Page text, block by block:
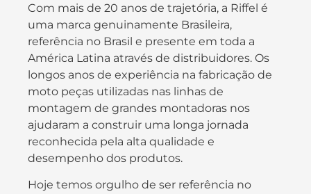
Com mais de 20 anos de trajetória, a Riffel é
uma marca genuinamente Brasileira,
referência no Brasil e presente em toda a
América Latina através de distribuidores. Os
longos anos de experiência na fabricação de
moto peças utilizadas nas linhas de
montagem de grandes montadoras nos
ajudaram a construir uma longa jornada
reconhecida pela alta qualidade e
desempenho dos produtos.
Hoje temos orgulho de ser referência no